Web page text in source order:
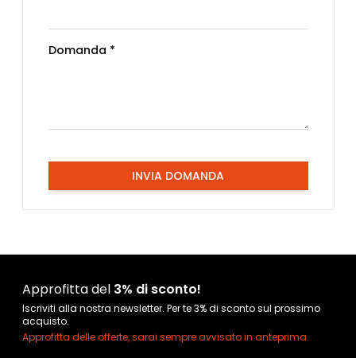
Domanda *
INVIA DOMANDA
Approfitta del 3% di sconto!
Iscriviti alla nostra newsletter. Per te 3% di sconto sul prossimo
acquisto.
Approfitta delle offerte, sarai sempre avvisato in anteprima.